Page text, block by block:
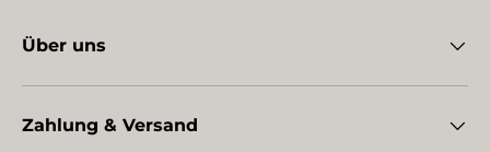
Über uns
Zahlung & Versand